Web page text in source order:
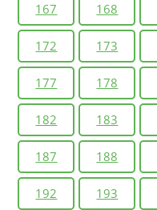
167 168
172 173
177 178
182 183
187 188
192 193